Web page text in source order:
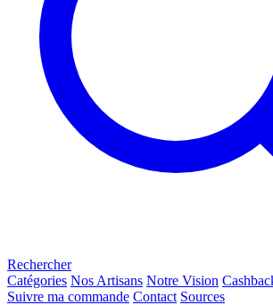
Rechercher
Catégories Nos Artisans Notre Vision
Suivre ma commande Contact Sources